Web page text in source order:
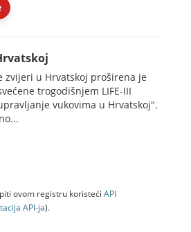
zvijeri u Hrvatskoj proširena je
trogodišnjem LIFE-III
vukovima u Hrvatskoj".
ovom registru koristeći API
API-jа).